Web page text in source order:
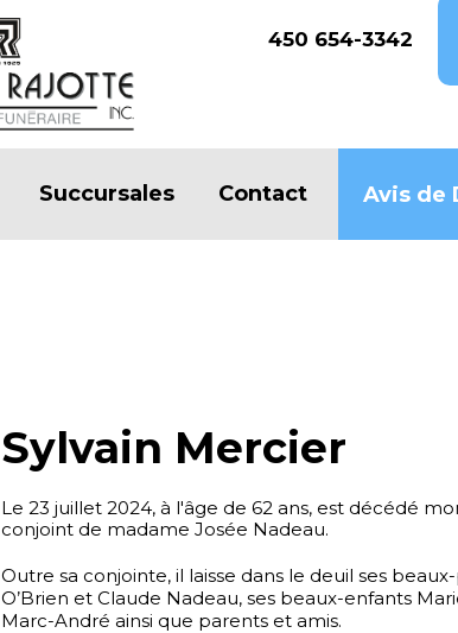
450 654-3342
Succursales Contact Avis de
Sylvain Mercier
Le 23 juillet 2024, à l'âge de 62 ans, est décédé
conjoint de madame Josée Nadeau.
Outre sa conjointe, il laisse dans le deuil ses
O’Brien et Claude Nadeau, ses beaux-enfants
Marc-André ainsi que parents et amis.